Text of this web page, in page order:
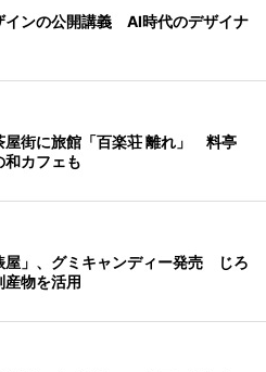
インの公開講義 AI時代のデザイナ
屋街に旅館「百楽荘 離れ」 料亭
和カフェも
屋」、グミキャンディー発売 じろ
産物を活用